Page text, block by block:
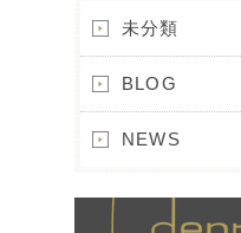
未分類
BLOG
NEWS